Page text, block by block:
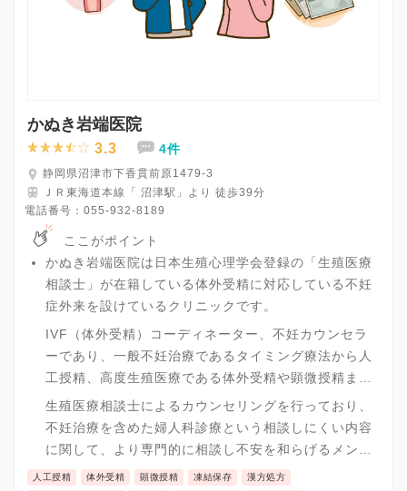
かぬき岩端医院
3.3 4件
静岡県沼津市下香貫前原1479-3
ＪＲ東海道本線「 沼津駅」より 徒歩39分
電話番号： 055-932-8189
ここがポイント
かぬき岩端医院は日本生殖心理学会登録の「生殖医療
相談士」が在籍している体外受精に対応している不妊
症外来を設けているクリニックです。
IVF（体外受精）コーディネーター、不妊カウンセラ
ーであり、一般不妊治療であるタイミング療法から人
工授精、高度生殖医療である体外受精や顕微授精まで
の診療を幅広く対応が可能です。
生殖医療相談士によるカウンセリングを行っており、
不妊治療を含めた婦人科診療という相談しにくい内容
に関して、より専門的に相談し不安を和らげるメンタ
ルケアを実施しています。
人工授精 体外受精 顕微授精 凍結保存 漢方処方